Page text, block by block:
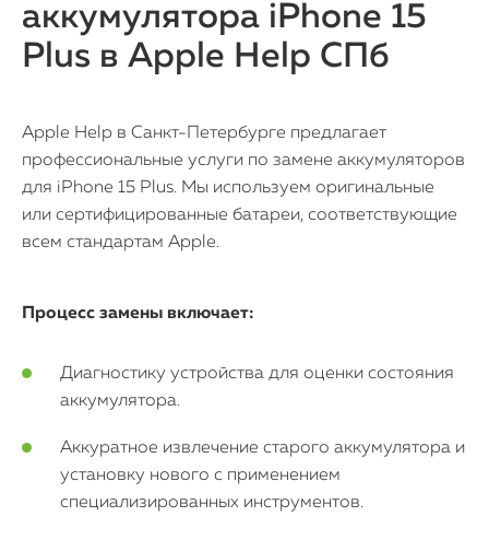
аккумулятора iPhone 15
Plus в Apple Help СПб
Apple Help в Санкт-Петербурге предлагает
профессиональные услуги по замене аккумуляторов
для iPhone 15 Plus. Мы используем оригинальные
или сертифицированные батареи, соответствующие
всем стандартам Apple.
Процесс замены включает:
Диагностику устройства для оценки состояния
аккумулятора.
Аккуратное извлечение старого аккумулятора и
установку нового с применением
специализированных инструментов.